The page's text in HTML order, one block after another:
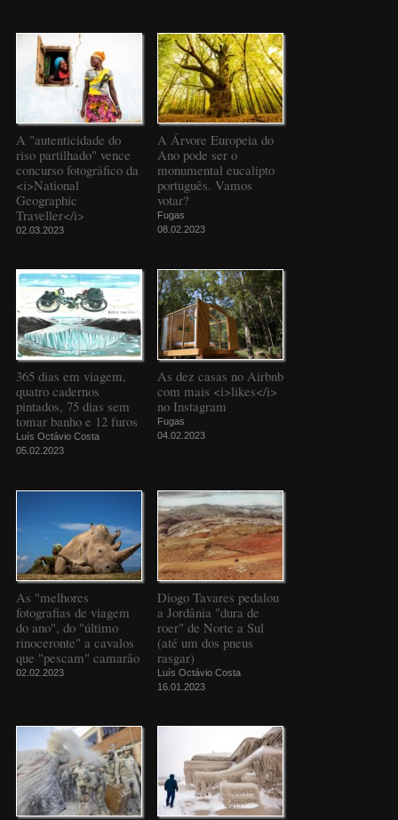
A "autenticidade do
riso partilhado" vence
concurso fotográfico da
<i>National
Geographic
Traveller</i>
02.03.2023
A Árvore Europeia do
Ano pode ser o
monumental eucalipto
português. Vamos
votar?
Fugas
08.02.2023
365 dias em viagem,
quatro cadernos
pintados, 75 dias sem
tomar banho e 12 furos
Luís Octávio Costa
05.02.2023
As dez casas no Airbnb
com mais <i>likes</i>
no Instagram
Fugas
04.02.2023
As "melhores
fotografias de viagem
do ano", do "último
rinoceronte" a cavalos
que "pescam" camarão
02.02.2023
Diogo Tavares pedalou
a Jordânia "dura de
roer" de Norte a Sul
(até um dos pneus
rasgar)
Luís Octávio Costa
16.01.2023